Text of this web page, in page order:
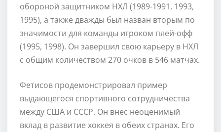
обороной защитником НХЛ (1989-1991, 1993,
1995), а также дважды был назван вторым по
значимости для команды игроком плей-офф
(1995, 1998). Он завершил свою карьеру в НХЛ
с общим количеством 270 очков в 546 матчах.
Фетисов продемонстрировал пример
выдающегося спортивного сотрудничества
между США и СССР. Он внес неоценимый
вклад в развитие хоккея в обеих странах. Его